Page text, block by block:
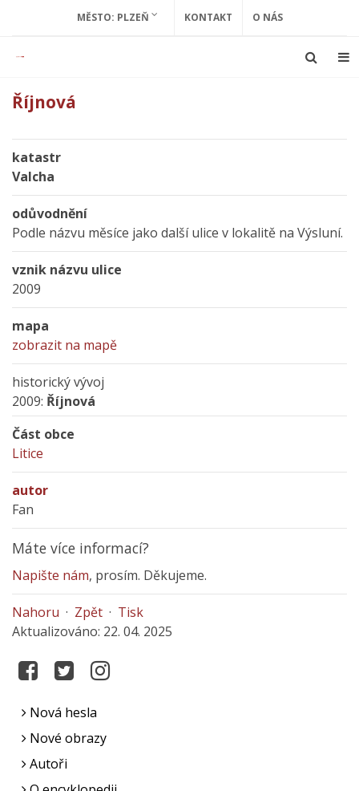
MĚSTO: PLZEŇ KONTAKT O NÁS
Říjnová
katastr
Valcha
odůvodnění
Podle názvu měsíce jako další ulice v lokalitě na Výsluní.
vznik názvu ulice
2009
mapa
zobrazit na mapě
historický vývoj
2009: Říjnová
Část obce
Litice
autor
Fan
Máte více informací?
Napište nám, prosím. Děkujeme.
Nahoru · Zpět · Tisk
Aktualizováno: 22. 04. 2025
Nová hesla
Nové obrazy
Autoři